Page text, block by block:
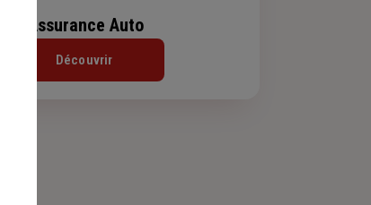
Assurance Auto
Découvrir